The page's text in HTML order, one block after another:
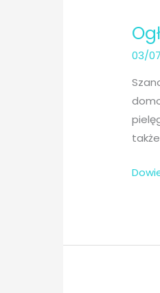
E
na
za
dla
lub
03/